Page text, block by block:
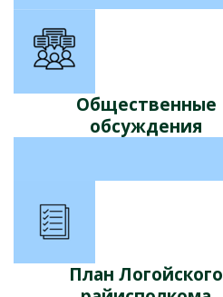
Общественные
обсуждения
План Логойского